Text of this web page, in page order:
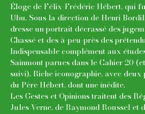
Éloge de Félix-Frédéric Hébert, qui
Ubu. Sous la direction de Henri
dresse un portrait décrassé des
Chassé et des à-peu-près des
Indispensable complément aux
Sainmont parues dans le Cahier 20
suivi). Riche iconographie, avec
du Père Hébert, dont une inédite.
Les Gestes et Opinions traitent des
Jules Verne, de Raymond Roussel et